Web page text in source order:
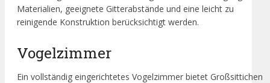
Materialien, geeignete Gitterabstände und eine leicht zu
reinigende Konstruktion berücksichtigt werden.
Vogelzimmer
Ein vollständig eingerichtetes Vogelzimmer bietet Großsittichen